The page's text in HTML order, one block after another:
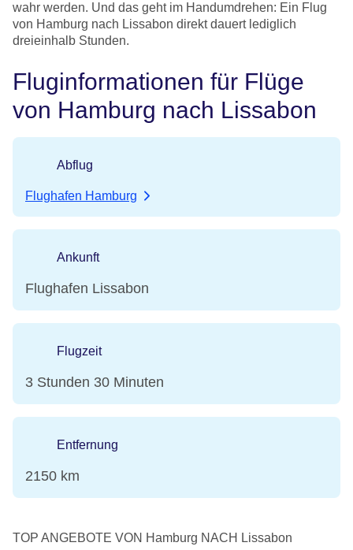
wahr werden. Und das geht im Handumdrehen: Ein Flug
von Hamburg nach Lissabon direkt dauert lediglich
dreieinhalb Stunden.
Fluginformationen für Flüge
von Hamburg nach Lissabon
Abflug
Flughafen Hamburg
Ankunft
Flughafen Lissabon
Flugzeit
3 Stunden 30 Minuten
Entfernung
2150 km
TOP ANGEBOTE VON Hamburg NACH Lissabon